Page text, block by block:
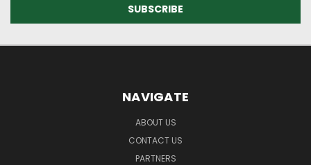
NAVIGATE
ABOUT US
CONTACT US
PARTNERS